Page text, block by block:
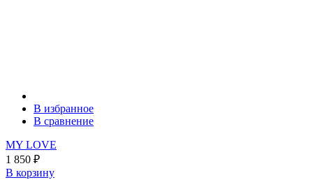
В избранное
В сравнение
MY LOVE
1 850 ₽
В корзину